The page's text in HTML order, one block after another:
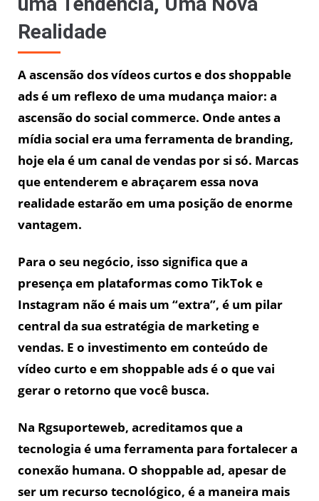
Realidade
A ascensão dos vídeos curtos e dos shoppable
ads é um reflexo de uma mudança maior: a
ascensão do social commerce. Onde antes a
mídia social era uma ferramenta de branding,
hoje ela é um canal de vendas por si só. Marcas
que entenderem e abraçarem essa nova
realidade estarão em uma posição de enorme
vantagem.
Para o seu negócio, isso significa que a
presença em plataformas como TikTok e
Instagram não é mais um “extra”, é um pilar
central da sua estratégia de marketing e
vendas. E o investimento em conteúdo de
vídeo curto e em shoppable ads é o que vai
gerar o retorno que você busca.
Na Rgsuporteweb, acreditamos que a
tecnologia é uma ferramenta para fortalecer a
conexão humana. O shoppable ad, apesar de
ser um recurso tecnológico, é a maneira mais